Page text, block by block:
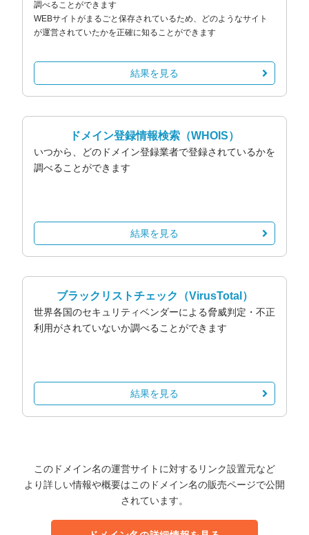
調べることができます
WEBサイトがまるごと保存されているため、どのようなサイト
が運営されていたかを正確に知ることができます
結果を見る
ドメイン登録情報検索 （WHOIS）
いつから、どのドメイン登録業者で登録されているかを
調べることができます
結果を見る
ブラックリストチェック （VirusTotal）
世界各国のセキュリティベンダーによる脅威判定・不正
利用がされていないか調べることができます
結果を見る
このドメイン名の運営サイトに対するリンク設置元など
より詳しい情報や概要はこのドメイン名の販売ページで公開
されています。